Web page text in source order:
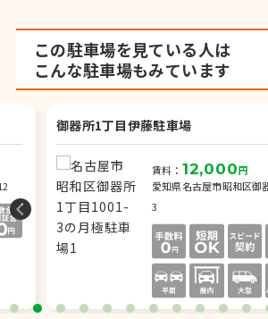
この駐車場を見ている人は
こんな駐車場もみています
御器所1丁目伊藤駐車場
賃料： 12,000円
愛知県名古屋市昭和区御
3